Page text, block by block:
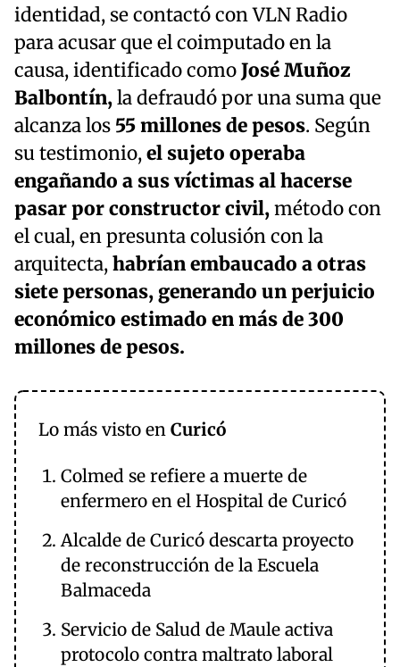
identidad, se contactó con VLN Radio
para acusar que el coimputado en la
causa, identificado comoJosé Muñoz
Balbontín,la defraudó por una suma que
alcanza los 55 millones de pesos. Según
su testimonio,el sujeto operaba
engañando a sus víctimas al hacerse
pasar por constructor civil,método con
el cual, en presunta colusión con la
arquitecta,habrían embaucado a otras
siete personas, generando un perjuicio
económico estimado en más de 300
millones de pesos.
Lo más visto en Curicó
Colmed se refiere a muerte de
enfermero en el Hospital de Curicó
Alcalde de Curicó descarta proyecto
de reconstrucción de la Escuela
Balmaceda
Servicio de Salud de Maule activa
protocolo contra maltrato laboral